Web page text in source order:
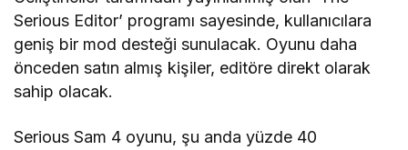
Serious Editor’ programı sayesinde, kullanıcılara
geniş bir mod desteği sunulacak. Oyunu daha
önceden satın almış kişiler, editöre direkt olarak
sahip olacak.
Serious Sam 4 oyunu, şu anda yüzde 40